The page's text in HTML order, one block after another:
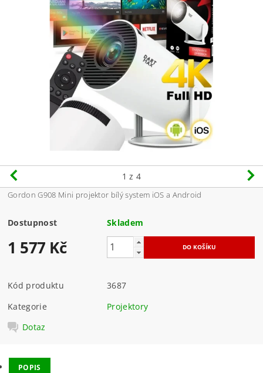
1 z 4
Gordon G908 Mini projektor bílý system iOS a Android
Dostupnost Skladem
1 577 Kč
Kód produktu
3687
Kategorie
Projektory
Dotaz
POPIS